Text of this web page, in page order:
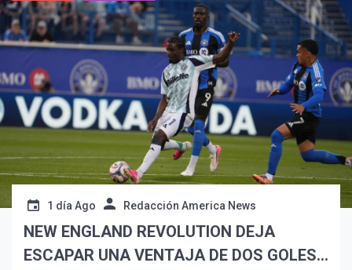
1 día Ago Redacción America News
NEW ENGLAND REVOLUTION DEJA
ESCAPAR UNA VENTAJA DE DOS GOLES